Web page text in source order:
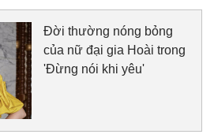
Đời thường nóng bỏng
của nữ đại gia Hoài trong
'Đừng nói khi yêu'